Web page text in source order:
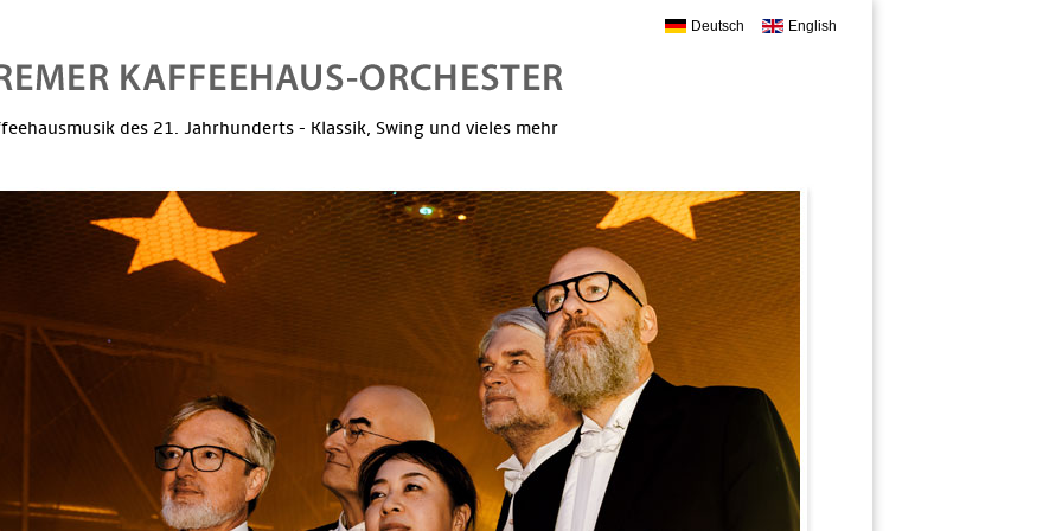
Deutsch English
des 21. Jahrhunderts - Klassik, Swing und vieles mehr